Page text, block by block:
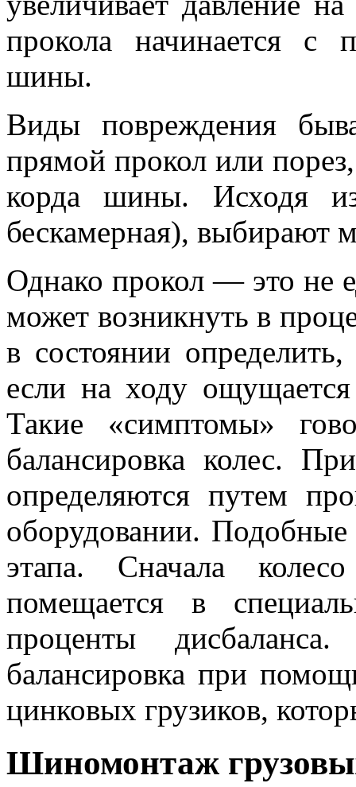
прокола начинается с
шины.
Виды повреждения
прямой прокол или
корда шины. Исходя
бескамерная), выбирают
Однако прокол — это не
может возникнуть в
в состоянии
если на ходу
Такие «симптомы»
балансировка колес.
определяются путем
оборудовании.
этапа. Сначала
помещается в
проценты
балансировка при
цинковых грузиков,
Шиномонтаж